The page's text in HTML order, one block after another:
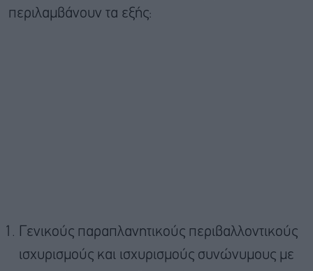
περιλαμβάνουν τα εξής:
Γενικούς παραπλανητικούς περιβαλλοντικούς
ισχυρισμούς και ισχυρισμούς συνώνυμους με